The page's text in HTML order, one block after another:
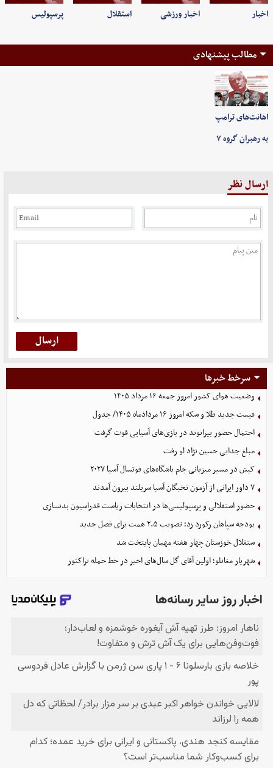
اخبار اخبار ورزشی استقلال پرسپولیس
مطالب پیشنهادی
اهانت‌های ترامپ
به رهبران گروه ۷
ارسال نظر
سرخط خبرها
وضعیت هوای کشور امروز جمعه ۱۶ مرداد ۱۴۰۵
قیمت جدید طلا و سکه امروز ۱۶ مردادماه ۱۴۰۵/ جدول
احتمال حضور بیرانوند در بازی‌های آسیایی قوت گرفت
مبلغ جدایی حسین نژاد لو رفت
کیش در مسیر میزبانی جام باشگاه‌های فوتسال آسیا ۲۰۲۷
۷ داور ایرانی از آزمون نخبگان آسیا سربلند بیرون آمدند
حضور استقلالی و پرسپولیسی‌ها در انتخابات ریاست فدراسیون بدنسازی
بودجه سپاهان رکورد زد؛ تصویب ۲.۵ همت برای فصل جدید
ستقلال خوزستان چهار هفته مهمان پایتخت شد
شهریار مغانلو؛ اولین آقای گل سال‌های اخیر در خط حمله تراکتور